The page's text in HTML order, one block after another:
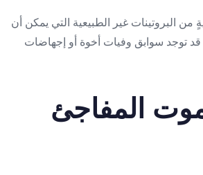
البروتينات غير الطبيعية التي يمكن أن
توجد سوابق وفيات أخوة أو إجهاضات
المفاجئ